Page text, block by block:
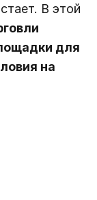
В этой
для
на